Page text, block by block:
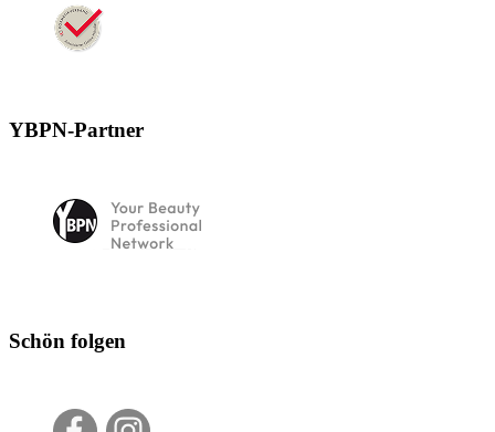
YBPN-Partner
Schön folgen